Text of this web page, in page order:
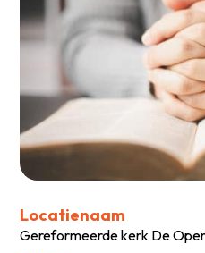
Locatienaam
Gereformeerde kerk De